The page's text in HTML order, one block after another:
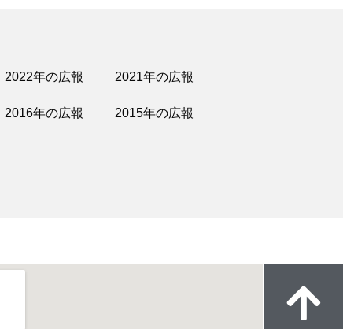
2022年の広報 2021年の広報
2016年の広報 2015年の広報